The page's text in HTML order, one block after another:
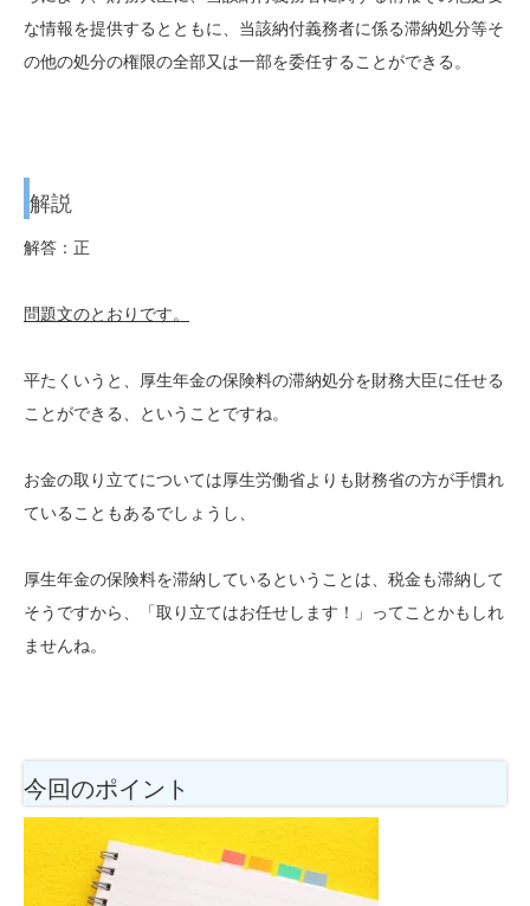
な情報を提供するとともに、当該納付義務者に係る滞納処分等そ
の他の処分の権限の全部又は一部を委任することができる。
解説
解答：正
問題文のとおりです。
平たくいうと、厚生年金の保険料の滞納処分を財務大臣に任せる
ことができる、ということですね。
お金の取り立てについては厚生労働省よりも財務省の方が手慣れ
ていることもあるでしょうし、
厚生年金の保険料を滞納しているということは、税金も滞納して
そうですから、「取り立てはお任せします！」ってことかもしれ
ませんね。
今回のポイント